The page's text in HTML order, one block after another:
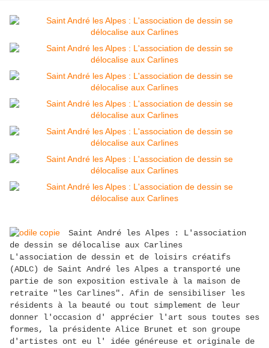
Saint André les Alpes : L'association
de dessin se délocalise aux Carlines
L'association de dessin et de loisirs créatifs
(ADLC) de Saint André les Alpes a transporté une
partie de son exposition estivale à la maison de
retraite "les Carlines". Afin de sensibiliser les
résidents à la beauté ou tout simplement de leur
donner l'occasion d' apprécier l'art sous toutes ses
formes, la présidente Alice Brunet et son groupe
d'artistes ont eu l' idée généreuse et originale de